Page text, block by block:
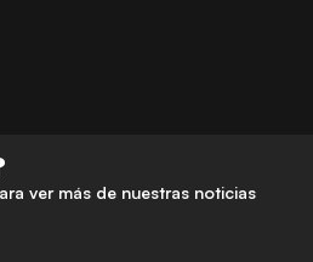
ver más de nuestras noticias